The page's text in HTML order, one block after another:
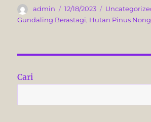
A
u
admin
P
o
n
12/18/2023
C
a
i
s
Gundaling Berastagi, Hutan Pinus
Cari